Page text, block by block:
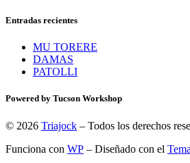
Entradas recientes
MU TORERE
DAMAS
PATOLLI
Powered by Tucson Workshop
© 2026 Triajock – Todos los derechos
Funciona con WP – Diseñado con el